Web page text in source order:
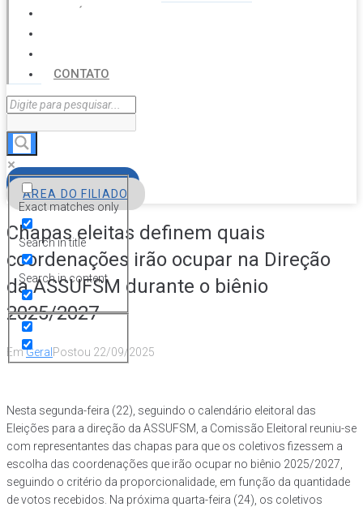
NOTÍCIAS
CONTATO
Exact matches only
Search in title
Search in content
ÁREA DO FILIADO
Chapas eleitas definem quais
coordenações irão ocupar na Direção
da ASSUFSM durante o biênio
2025/2027
EmGeral Postou 22/09/2025
Nesta segunda-feira (22), seguindo o calendário eleitoral das
Eleições para a direção da ASSUFSM, a Comissão Eleitoral reuniu-se
com representantes das chapas para que os coletivos fizessem a
escolha das coordenações que irão ocupar no biênio 2025/2027,
seguindo o critério da proporcionalidade, em função da quantidade
de votos recebidos. Na próxima quarta-feira (24), os coletivos